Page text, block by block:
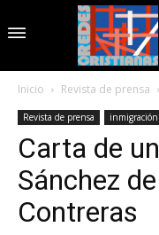
Inicio Revista de prensa
Revista de prensa inmigración
Carta de
Sánchez
Contreras